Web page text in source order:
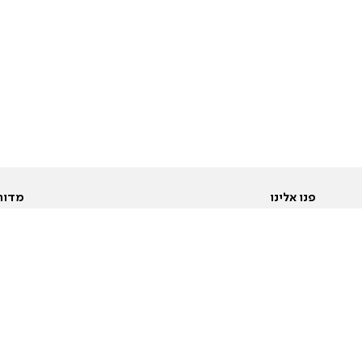
פנו אלינו